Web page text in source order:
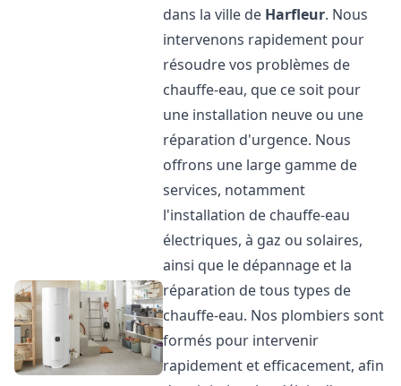
dans la ville de Harfleur. Nous
intervenons rapidement pour
résoudre vos problèmes de
chauffe-eau, que ce soit pour
une installation neuve ou une
réparation d'urgence. Nous
offrons une large gamme de
services, notamment
l'installation de chauffe-eau
électriques, à gaz ou solaires,
ainsi que le dépannage et la
réparation de tous types de
chauffe-eau. Nos plombiers sont
formés pour intervenir
rapidement et efficacement, afin